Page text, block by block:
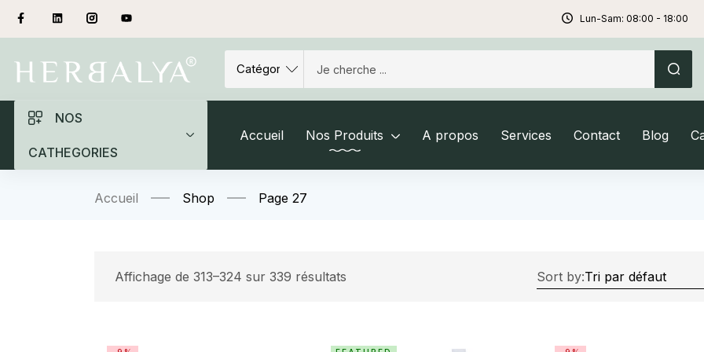
Lun-Sam: 08:00 - 18:00
NOS
CATHEGORIES
Accueil Nos Produits A propos Services Contact Blog
Accueil Shop Page 27
Affichage de 313–324 sur 339 résultats Sort by: